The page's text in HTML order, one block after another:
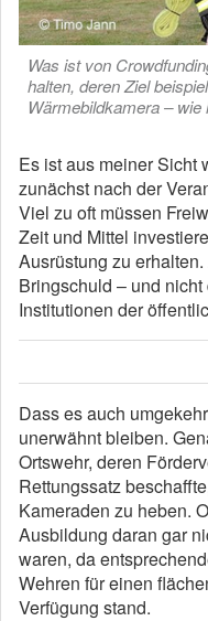
Was ist von
halten, deren Ziel
Wärmebildkamera –
Es ist aus meiner Sicht
zunächst nach der
Viel zu oft müssen
Zeit und Mittel
Ausrüstung zu
Bringschuld – und
Institutionen der
Dass es auch
unerwähnt bleiben.
Ortswehr, deren
Rettungssatz
Kameraden zu heben.
Ausbildung daran gar
waren, da
Wehren für einen
Verfügung stand.